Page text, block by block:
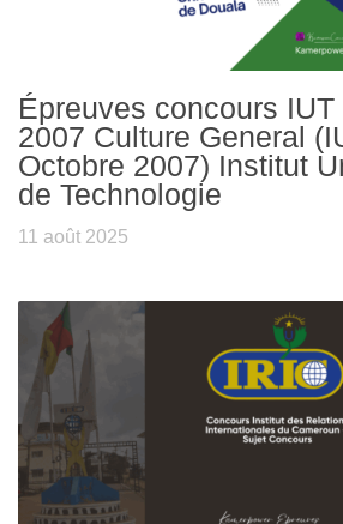
Épreuves concours IUT
2007 Culture General
Octobre 2007) Institut
de Technologie
11 août 2025